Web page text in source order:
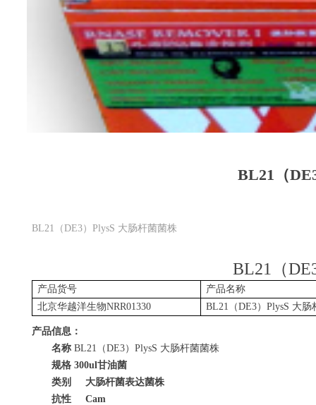
BL21（
BL21（DE3）PlysS 大肠杆菌菌株
BL21 （
产品货号
产品名称
北京华越洋生物NRR01330 BL21 （DE3）PlysS 大肠
产品信息：
名称 BL21 （DE3） PlysS 大肠杆菌菌株
规格 300ul甘油菌
类别
大肠杆菌表达菌株
抗性 Cam